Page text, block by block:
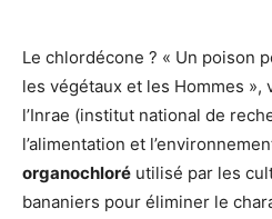
Le chlordécone ? « Un poison
les végétaux et les Hommes
l’Inrae (institut national de
l’alimentation et
organochloré utilisé par les
bananiers pour éliminer le